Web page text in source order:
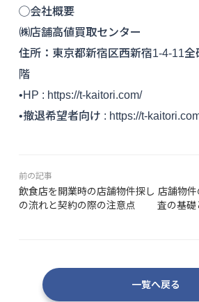
◯会社概要
㈱店舗高値買取センター
住所：東京都新宿区西新宿1-4-11
階
•HP : https://t-kaitori.com/
•撤退希望者向け : https://t-
前の記事
飲食店を開業時の店舗物件探し
の流れと契約の際の注意点
店舗物
査の基礎
一覧へ戻る